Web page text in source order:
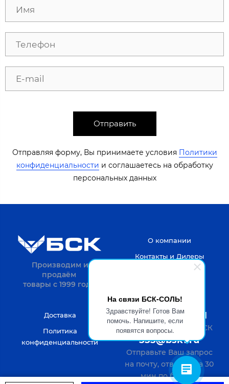
На связи БСК-СОЛЬ!
Здравствуйте! Готов Вам
помочь. Напишите, если
появятся вопросы.
Отправить
Отправляя форму, Вы принимаете условия Политики
конфиденциальности ​​​ и соглашаетесь на обработку
персональных данных​​
Производим и
продаём
товары с 1999 года.
О компании
Контакты и Дилеры
Доставка
Политика
конфиденциальности
8-4722-20-52-31
Пн-Пт с 9 до 18 по МСК
555@bsk1.ru
Отправьте Ваш запрос
на почту, ответим за 30
мин по будням